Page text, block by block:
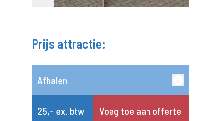
Prijs attractie:
Afhalen
25,- ex. btw Voeg toe aan offerte